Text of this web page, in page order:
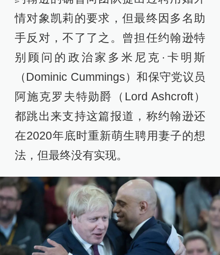
情对象凯莉的要求，但最终因多名助
手反对，不了了之。曾担任约翰逊特
别顾问的政治家多米尼克·卡明斯
（Dominic Cummings）和保守党议员
阿施克罗夫特勋爵（Lord Ashcroft）
都跳出来支持这篇报道，称约翰逊还
在2020年底时重新萌生聘用妻子的想
法，但最终没有实现。